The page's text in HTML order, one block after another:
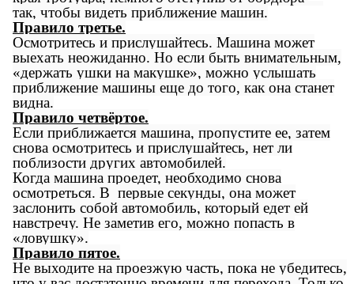
так, чтобы видеть приближение машин.
Правило третье.
Осмотритесь и прислушайтесь. Машина может
выехать неожиданно. Но если быть внимательным,
«держать ушки на макушке», можно услышать
приближение машины еще до того, как она станет
видна.
Правило четвёртое.
Если приближается машина, пропустите ее, затем
снова осмотритесь и прислушайтесь, нет ли
поблизости других автомобилей.
Когда машина проедет, необходимо снова
осмотреться. В первые секунды, она может
заслонить собой автомобиль, который едет ей
навстречу. Не заметив его, можно попасть в
«ловушку».
Правило пятое.
Не выходите на проезжую часть, пока не убедитесь,